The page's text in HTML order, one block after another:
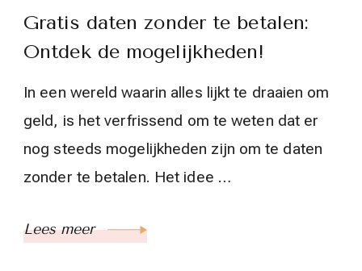
Gratis daten zonder te betalen:
Ontdek de mogelijkheden!
In een wereld waarin alles lijkt te draaien om
geld, is het verfrissend om te weten dat er
nog steeds mogelijkheden zijn om te daten
zonder te betalen. Het idee …
Lees meer